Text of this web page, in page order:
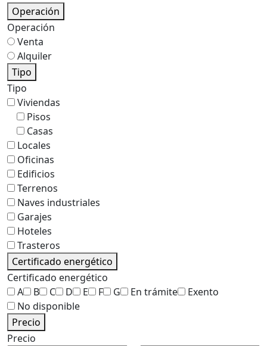
Operación
Operación
Venta
Alquiler
Tipo
Tipo
Viviendas
Pisos
Casas
Locales
Oficinas
Edificios
Terrenos
Naves industriales
Garajes
Hoteles
Trasteros
Certificado energético
Certificado energético
A
B C D E F G En trámite
Exento
No disponible
Precio
Precio